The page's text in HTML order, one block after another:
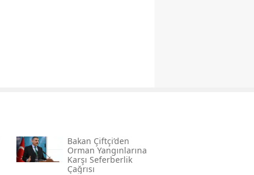
Bakan Çiftçi’den
Orman Yangınlarına
Karşı Seferberlik
Çağrısı